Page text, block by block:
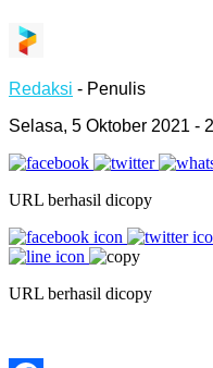
Redaksi - Penulis
Selasa, 5 Oktober 2021 -
URL berhasil dicopy
URL berhasil dicopy